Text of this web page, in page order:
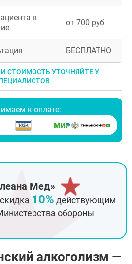
в
от 700 руб
БЕСПЛАТНО
СТОИМОСТЬ УТОЧНЯЙТЕ У
к оплате:
Мед»
10% действующим
обороны
алкоголизм —